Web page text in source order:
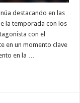
destacando en las
la temporada con los
con el
en un momento clave
en la …